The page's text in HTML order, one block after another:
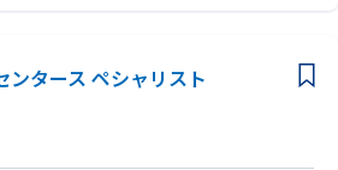
ンタース ペシャリスト